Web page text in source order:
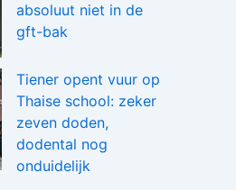
absoluut niet in de
gft-bak
Tiener opent vuur op
Thaise school: zeker
zeven doden,
dodental nog
onduidelijk